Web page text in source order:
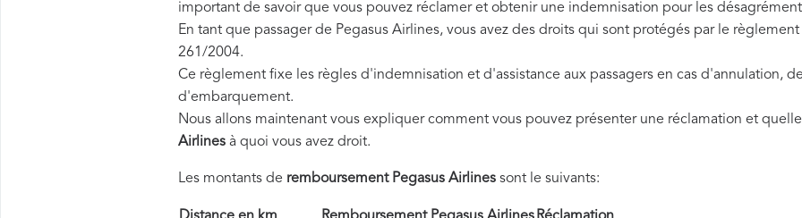
important de savoir que vous pouvez réclamer et obtenir une indemnisation pour les
En tant que passager de Pegasus Airlines, vous avez des droits qui sont protégés par le
261/2004.
Ce règlement fixe les règles d'indemnisation et d'assistance aux passagers en cas d'annulation,
d'embarquement.
Nous allons maintenant vous expliquer comment vous pouvez présenter une réclamation et
Airlines à quoi vous avez droit.
Les montants de remboursement Pegasus Airlines sont le suivants: